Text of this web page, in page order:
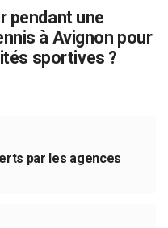
pendant une
à Avignon pour
sportives ?
par les agences